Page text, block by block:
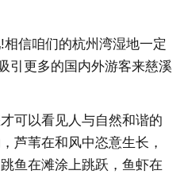
信咱们的杭州湾湿地一定
引更多的国内外游客来慈溪
可以看见人与自然和谐的
芦苇在和风中恣意生长，
鱼在滩涂上跳跃，鱼虾在